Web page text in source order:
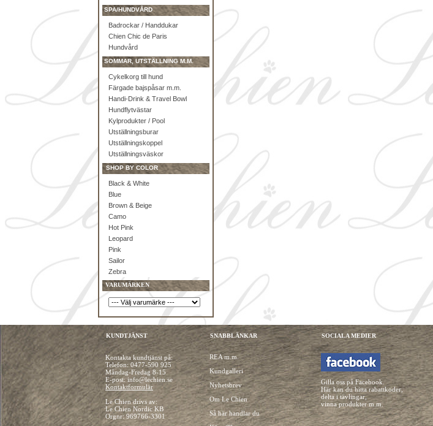
SPA/HUNDVÅRD
Badrockar / Handdukar
Chien Chic de Paris
Hundvård
SOMMAR, UTSTÄLLNING M.M.
Cykelkorg till hund
Färgade bajspåsar m.m.
Handi-Drink & Travel Bowl
Hundflytvästar
Kylprodukter / Pool
Utställningsburar
Utställningskoppel
Utställningsväskor
SHOP BY COLOR
Black & White
Blue
Brown & Beige
Camo
Hot Pink
Leopard
Pink
Sailor
Zebra
VARUMÄRKEN
KUNDTJÄNST
Kontakta kundtjänst på:
Telefon: 0477-590 925
Måndag-Fredag 8-15
E-post: info@lechien.se
Kontaktformulär
Le Chien drivs av:
Le Chien Nordic KB
Orgnr: 969766-3301
SNABBLÄNKAR
REA m.m.
Kundgalleri
Nyhetsbrev
Om Le Chien
Så här handlar du
SOCIALA MEDIER
Gilla oss på Facebook.
Här kan du hitta rabattkoder,
delta i tävlingar,
vinna produkter m.m.